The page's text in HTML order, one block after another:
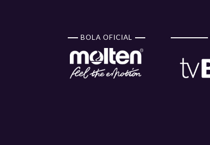
BOLA OFICIAL